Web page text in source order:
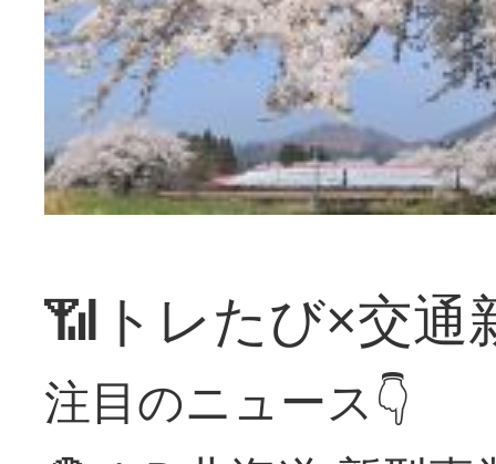
📶トレたび×交通
注目のニュース👇